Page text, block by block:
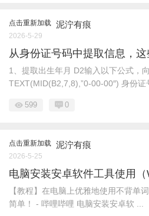
点击重新加载 泥泞有痕
2026-5-29
从身份证号码中提取信息，
1、提取出生年月 D2输入以下公式，
TEXT(MID(B2,7,8),”0-00-00″) 身份证
599 0
点击重新加载 泥泞有痕
2026-5-25
电脑安装安卓软件工具使用（
【教程】在电脑上优雅地使用不背单
简单！ - 哔哩哔哩 电脑安装安卓软 ...